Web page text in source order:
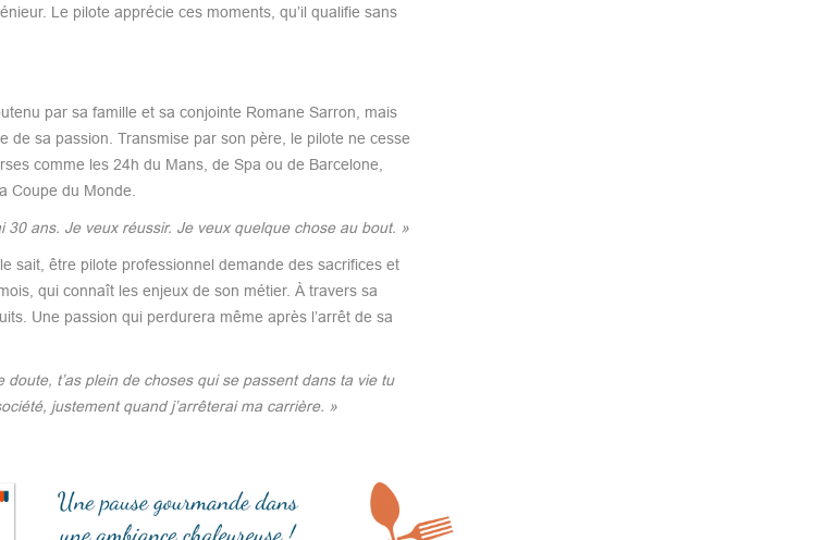
Le pilote apprécie ces moments, qu’il qualifie sans
par sa famille et sa conjointe Romane Sarron, mais
de sa passion. Transmise par son père, le pilote ne cesse
comme les 24h du Mans, de Spa ou de Barcelone,
Coupe du Monde.
30 ans. Je veux réussir. Je veux quelque chose au bout. »
sait, être pilote professionnel demande des sacrifices et
qui connaît les enjeux de son métier. À travers sa
Une passion qui perdurera même après l’arrêt de sa
t’as plein de choses qui se passent dans ta vie tu
justement quand j’arrêterai ma carrière. »